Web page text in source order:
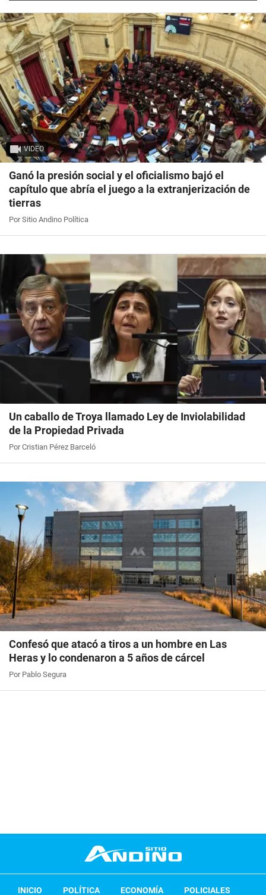
VIDEO
Ganó la presión social y el oficialismo bajó el
capítulo que abría el juego a la extranjerización de
tierras
Por Sitio Andino Política
Un caballo de Troya llamado Ley de Inviolabilidad
de la Propiedad Privada
Por Cristian Pérez Barceló
Confesó que atacó a tiros a un hombre en Las
Heras y lo condenaron a 5 años de cárcel
Por Pablo Segura
INICIO POLÍTICA ECONOMÍA POLICIALES